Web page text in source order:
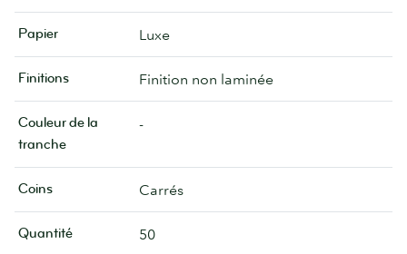
Papier Luxe
Finitions Finition non laminée
Couleur de la
tranche
-
Coins Carrés
Quantité 50